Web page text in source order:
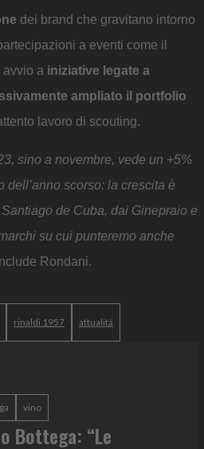
dei brand che gravitano intorno
a eventi come il
avvio a iniziative legate a
ampliato il portfolio
lavoro di scouting.
sino a novembre, vede un +5%
dell’anno scorso: la crescita è
de Cuba, dai Ginepraio e
su cui punteremo anche
Rondani.
rinaldi 1957 attualità
vino
Bottega: “Le